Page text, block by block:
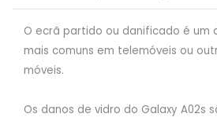
O ecrã partido ou danificado é um
mais comuns em telemóveis ou
móveis.
Os danos de vidro do Galaxy A02s